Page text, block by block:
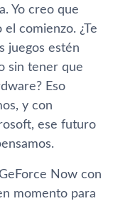
Yo creo que
comienzo. ¿Te
juegos estén
sin tener que
Eso
y con
ese futuro
Now con
momento para